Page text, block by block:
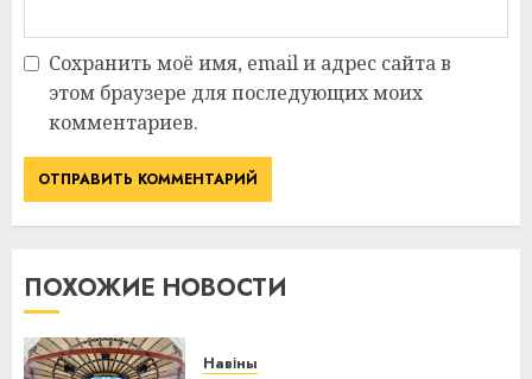
Сохранить моё имя, email и адрес сайта в
этом браузере для последующих моих
комментариев.
ПОХОЖИЕ НОВОСТИ
Навіны